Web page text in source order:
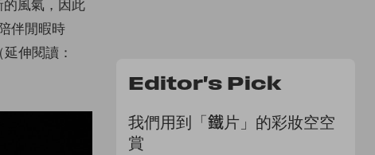
伴閒暇時
伸閱讀：
Editor's Pick
我們用到「鐵片」的彩妝空空
賞